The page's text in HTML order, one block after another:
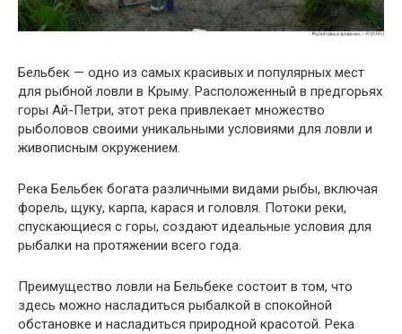
Бельбек — одно из самых красивых и популярных мест
для рыбной ловли в Крыму. Расположенный в предгорьях
горы Ай-Петри, этот река привлекает множество
рыболовов своими уникальными условиями для ловли и
живописным окружением.
Река Бельбек богата различными видами рыбы, включая
форель, щуку, карпа, карася и головля. Потоки реки,
спускающиеся с горы, создают идеальные условия для
рыбалки на протяжении всего года.
Преимущество ловли на Бельбеке состоит в том, что
здесь можно насладиться рыбалкой в спокойной
обстановке и насладиться природной красотой. Река